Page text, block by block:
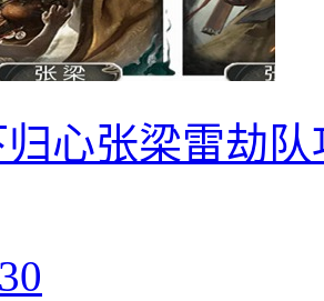
心张梁雷劫